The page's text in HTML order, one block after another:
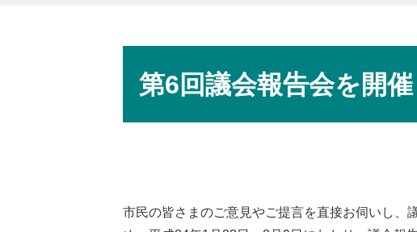
第6回議会報告会を開
市民の皆さまのご意見やご提言を直接お伺いし、